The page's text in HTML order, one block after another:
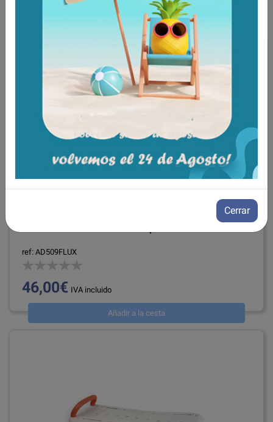
Tambien te recomendamos
ref: AD509FLUX
46,00€ IVA incluido
Añadir a la cesta
Cerrar